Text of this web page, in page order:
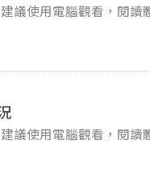
議使用電腦觀看，閱讀
議使用電腦觀看，閱讀